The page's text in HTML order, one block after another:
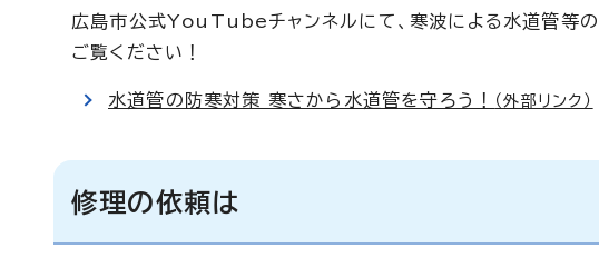
広島市公式YouTubeチャンネルにて、寒波による水道管等の
ご覧ください！
水道管の防寒対策 寒さから水道管を守ろう！ （外部リンク）
修理の依頼は